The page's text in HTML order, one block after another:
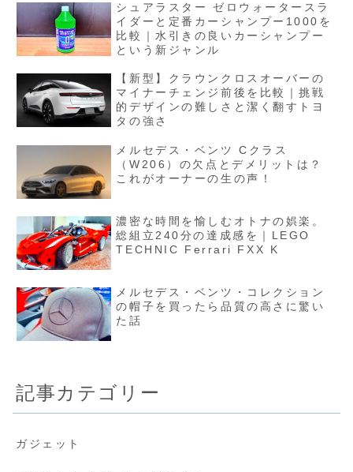
シュアラスター ゼロウォータースラ
イダーと定番カーシャンプー1000を
比較｜水引きの良いカーシャンプー
という新ジャンル
【新型】クラウンクロスオーバーの
マイナーチェンジ前後を比較｜挑戦
的デザインの難しさと潔く翻すトヨ
タの強さ
メルセデス・ベンツ Cクラス
（W206）の欠点とデメリットは？
これがオーナーの生の声！
濃密な時間を愉しむオトナの娯楽。
総組立240分の達成感を｜LEGO
TECHNIC Ferrari FXX K
メルセデス・ベンツ・コレクション
の帽子を買ったら品質の高さに驚い
た話
記事カテゴリー
ガジェット